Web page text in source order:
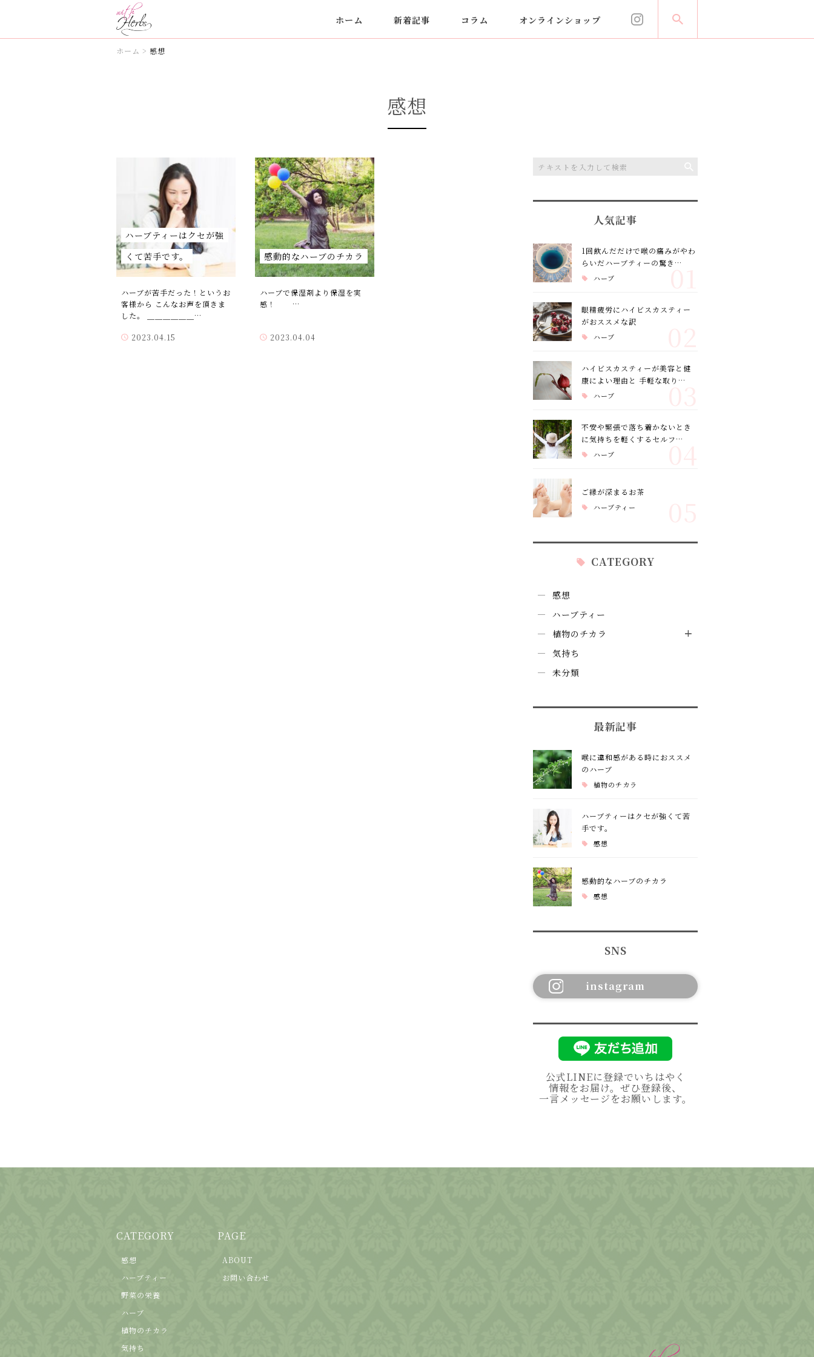
ホーム 新着記事 コラム オンラインショップ
ホーム > 感想
感想
ハーブティーはクセが強
くて苦手です。
ハーブが苦手だった！というお
客様から こんなお声を頂きま
した。 ＿＿＿＿＿＿…
2023.04.15
感動的なハーブのチカラ
ハーブで保湿剤より保湿を実
感！ …
2023.04.04
人気記事
1回飲んだだけで喉の痛みがやわ
らいだハーブティーの驚き…
ハーブ 01
眼精疲労にハイビスカスティー
がおススメな訳
ハーブ
ハイビスカスティーが美容と健
康によい理由と 手軽な取り…
ハーブ 03
不安や緊張で落ち着かないとき
に気持ちを軽くするセルフ…
ハーブ 04
ご縁が深まるお茶
ハーブティー
CATEGORY
感想
ハーブティー
植物のチカラ
気持ち
未分類
最新記事
喉に違和感がある時におススメ
のハーブ
植物のチカラ
ハーブティーはクセが強くて苦
手です。
感想
感動的なハーブのチカラ
感想
SNS
instagram
公式LINEに登録でいちはやく
情報をお届け。ぜひ登録後、
一言メッセージをお願いします。
CATEGORY
感想
ハーブティー
野菜の栄養
ハーブ
植物のチカラ
気持ち
PAGE
ABOUT
お問い合わせ